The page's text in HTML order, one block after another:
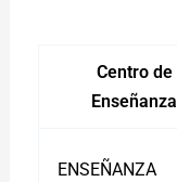
Centro de
Enseñanza
ENSEÑANZA